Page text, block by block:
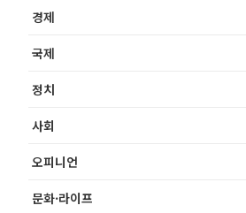
경제
국제
정치
사회
오피니언
문화·라이프